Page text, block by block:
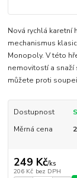
Nová rychlá karetní
mechanismus
Monopoly. V této
nemovitostí a snaží
můžete proti
Dostupnost
Měrná cena
249 Kč/ks
206 Kč bez DPH